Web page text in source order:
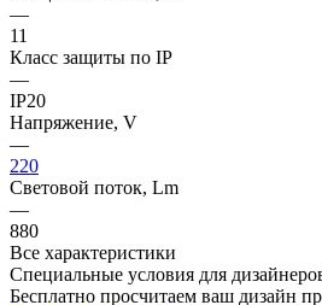
—
11
Класс защиты по IP
—
IP20
Напряжение, V
—
220
Световой поток, Lm
—
880
Все характеристики
Специальные условия для
Бесплатно просчитаем ваш дизайн